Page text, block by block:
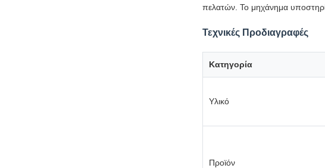
πελατών. Το μηχάνημα
Τεχνικές Προδιαγραφές
Κατηγορία
Υλικό
Προϊόν